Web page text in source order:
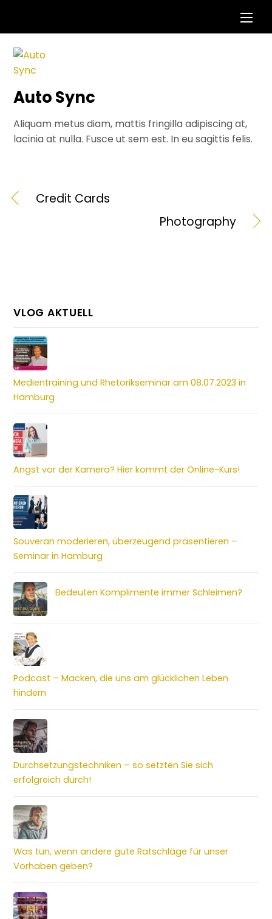
content
Auto Sync
Aliquam metus diam, mattis fringilla adipiscing at,
lacinia at nulla. Fusce ut sem est. In eu sagittis felis.
Credit Cards
Photography
VLOG AKTUELL
Medientraining und Rhetorikseminar am 08.07.2023 in
Hamburg
Angst vor der Kamera? Hier kommt der Online-Kurs!
Souverän moderieren, überzeugend präsentieren –
Seminar in Hamburg
Bedeuten Komplimente immer Schleimen?
Podcast – Macken, die uns am glücklichen Leben
hindern
Durchsetzungstechniken – so setzten Sie sich
erfolgreich durch!
Was tun, wenn andere gute Ratschläge für unser
Vorhaben geben?